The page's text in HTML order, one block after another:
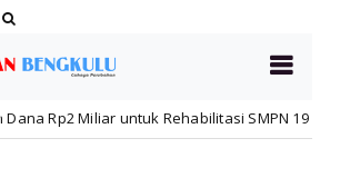
SMPN 19 Pascakebakaran